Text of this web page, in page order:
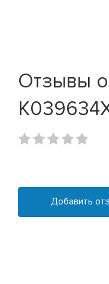
Отзывы
Добавить